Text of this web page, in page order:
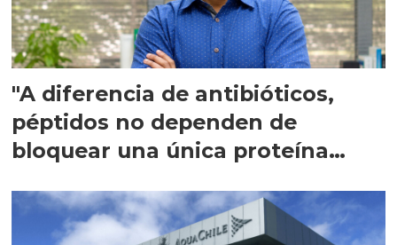
"A diferencia de antibióticos,
péptidos no dependen de
bloquear una única proteína